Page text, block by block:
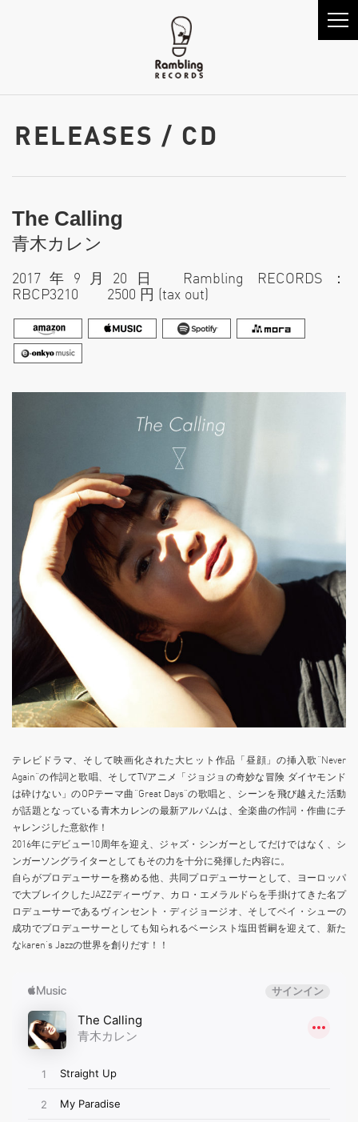
RELEASES / CD
The Calling
青木カレン
2017年9月20日 Rambling RECORDS：
RBCP3210 2500 円 (tax out)
テレビドラマ、そして映画化された大ヒット作品「昼顔」の挿入歌“Never
Again”の作詞と歌唱、そしてTVアニメ「ジョジョの奇妙な冒険 ダイヤモンド
は砕けない」のOPテーマ曲“Great Days”の歌唱と、シーンを飛び越えた活動
が話題となっている青木カレンの最新アルバムは、全楽曲の作詞・作曲にチ
ャレンジした意欲作！
2016年にデビュー10周年を迎え、ジャズ・シンガーとしてだけではなく、シ
ンガーソングライターとしてもその力を十分に発揮した内容に。
自らがプロデューサーを務める他、共同プロデューサーとして、ヨーロッパ
で大ブレイクしたJAZZディーヴァ、カロ・エメラルドらを手掛けてきた名プ
ロデューサーであるヴィンセント・ディジョージオ、そしてベイ・シューの
成功でプロデューサーとしても知られるベーシスト塩田哲嗣を迎えて、新た
なkaren’s Jazzの世界を創りだす！！